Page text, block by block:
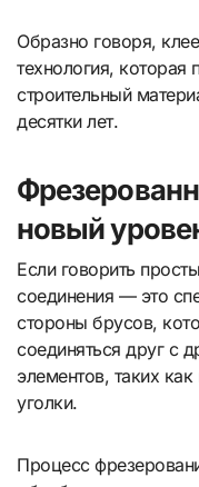
Образно говоря,
технология,
строительный
десятки лет.
новый
Если говорить
соединения — это
стороны брусов,
соединяться друг с
элементов, таких
уголки.
Процесс